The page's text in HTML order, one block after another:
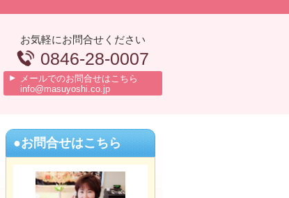
お気軽にお問合せください
0846-28-0007
メールでのお問合せはこちら
info@masuyoshi.co.jp
●お問合せはこちら